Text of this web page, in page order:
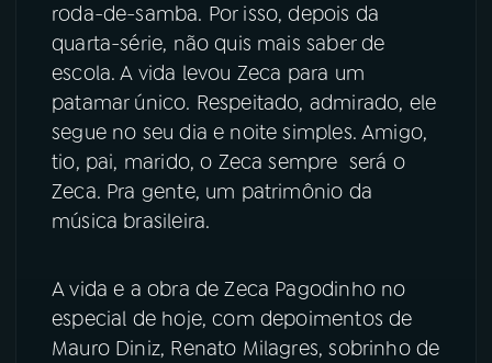
Instagram X
TikTok
roda-de-samba. Por isso, depois da
quarta-série, não quis mais saber de
escola. A vida levou Zeca para um
patamar único. Respeitado, admirado, ele
segue no seu dia e noite simples. Amigo,
tio, pai, marido, o Zeca sempre será o
Zeca. Pra gente, um patrimônio da
música brasileira.
A vida e a obra de Zeca Pagodinho no
especial de hoje, com depoimentos de
Mauro Diniz, Renato Milagres, sobrinho de